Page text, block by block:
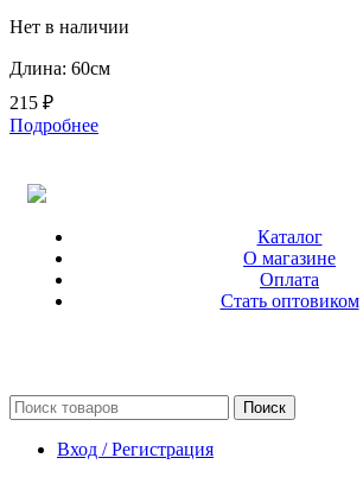
Нет в наличии
Длина: 60см
215 ₽
Подробнее
Каталог
О магазине
Оплата
Стать оптовиком
Поиск
Вход / Регистрация